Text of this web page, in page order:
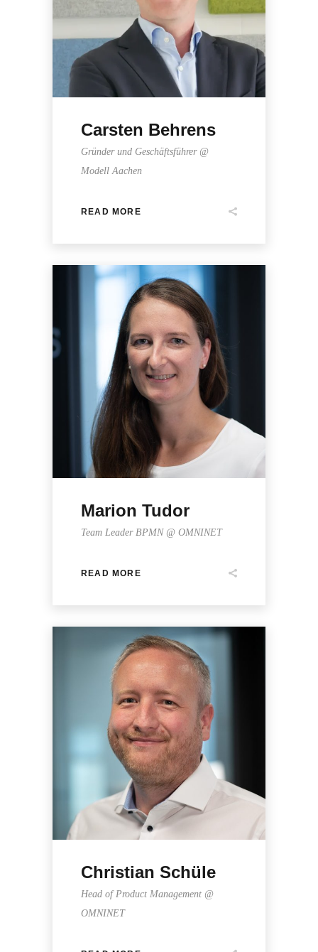
Carsten Behrens
Gründer und Geschäftsführer @
Modell Aachen
READ MORE
Marion Tudor
Team Leader BPMN @ OMNINET
READ MORE
Christian Schüle
Head of Product Management @
OMNINET